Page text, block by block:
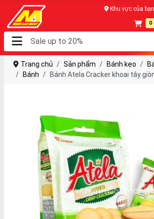
Khu vực của bạn
0
Trang chủ Sản phẩm Bánh kẹo
Bánh
Bánh Atela Cracker khoai tây